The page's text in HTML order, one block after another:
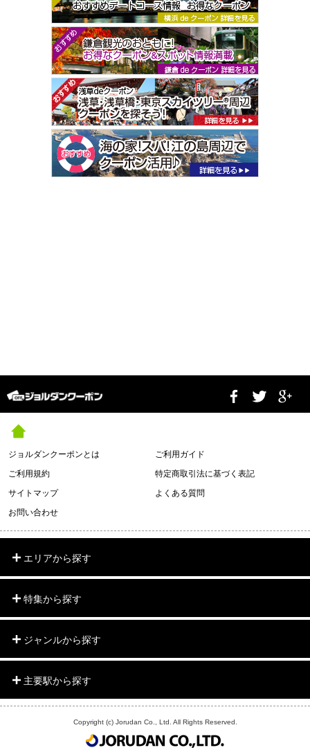
ジョルダンクーポンとは
ご利用ガイド
ご利用規約
特定商取引法に基づく表記
サイトマップ
よくある質問
お問い合わせ
エリアから探す
特集から探す
ジャンルから探す
主要駅から探す
Copyright (c) Jorudan Co., Ltd. All Rights Reserved.